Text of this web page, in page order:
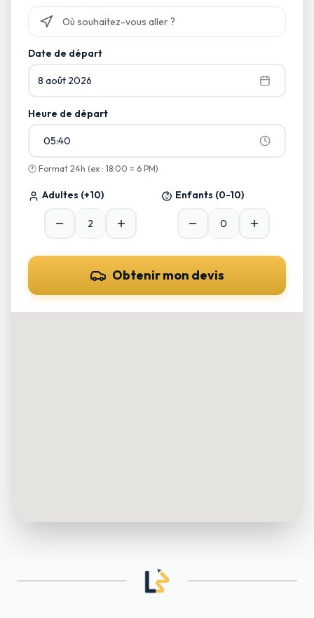
Date de départ
8 août 2026
Heure de départ
05:40
🕐 Format 24h (ex : 18:00 = 6 PM)
Adultes (+10) Enfants (0-10)
Obtenir mon devis